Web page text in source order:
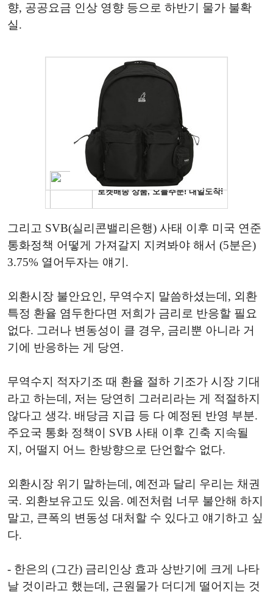
향, 공공요금 인상 영향 등으로 하반기 물가 불확
실.
그리고 SVB(실리콘밸리은행) 사태 이후 미국 연준
통화정책 어떻게 가져갈지 지켜봐야 해서 (5분은)
3.75% 열어두자는 얘기.
외환시장 불안요인, 무역수지 말씀하셨는데, 외환
특정 환율 염두한다면 저희가 금리로 반응할 필요
없다. 그러나 변동성이 클 경우, 금리뿐 아니라 거
기에 반응하는 게 당연.
무역수지 적자기조 때 환율 절하 기조가 시장 기대
라고 하는데, 저는 당연히 그러리라는 게 적절하지
않다고 생각. 배당금 지급 등 다 예정된 반영 부분.
주요국 통화 정책이 SVB 사태 이후 긴축 지속될
지, 어떨지 어느 한방향으로 단언할수 없다.
외환시장 위기 말하는데, 예전과 달리 우리는 채권
국. 외환보유고도 있음. 예전처럼 너무 불안해 하지
말고, 큰폭의 변동성 대처할 수 있다고 얘기하고 싶
다.
- 한은의 (그간) 금리인상 효과 상반기에 크게 나타
날 것이라고 했는데, 근원물가 더디게 떨어지는 것